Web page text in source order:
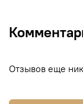
Отзывов еще